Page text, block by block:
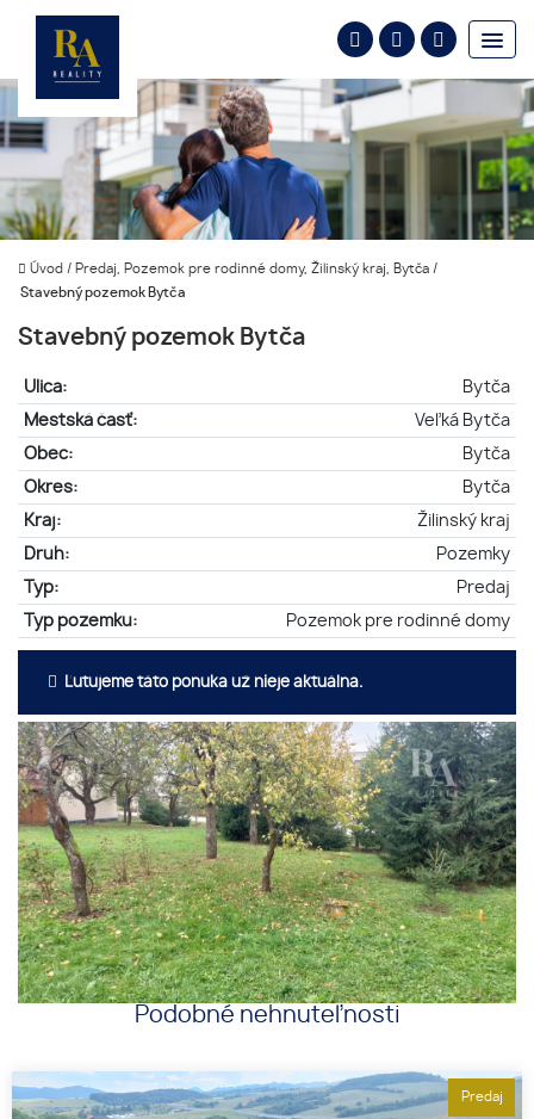
Úvod / Predaj, Pozemok pre rodinné domy, Žilinský kraj, Bytča /
Stavebný pozemok Bytča
Stavebný pozemok Bytča
Ulica:
Bytča
Mestská časť:
Veľká Bytča
Obec:
Bytča
Okres:
Bytča
Kraj:
Žilinský kraj
Druh:
Pozemky
Typ:
Predaj
Typ pozemku:
Pozemok pre rodinné domy
Ľutujeme táto ponuka už nieje aktuálna.
Podobné nehnuteľnosti
Predaj